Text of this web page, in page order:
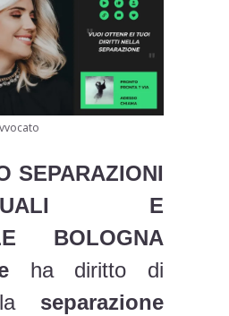
SEPARAZIONI
E
BOLOGNA
ha diritto di
la separazione